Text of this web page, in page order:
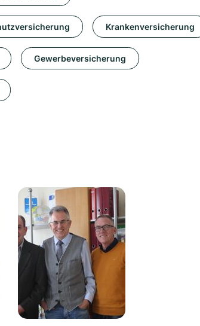
Krankenversicherung
Gewerbeversicherung